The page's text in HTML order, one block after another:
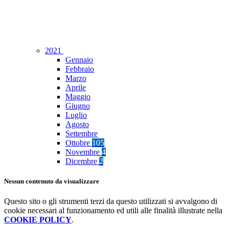
2021
Gennaio
Febbraio
Marzo
Aprile
Maggio
Giugno
Luglio
Agosto
Settembre
Ottobre 105
Novembre 4
Dicembre 2
Nessun contenuto da visualizzare
Questo sito o gli strumenti terzi da questo utilizzati si avvalgono di
cookie necessari al funzionamento ed utili alle finalità illustrate nella
COOKIE POLICY.